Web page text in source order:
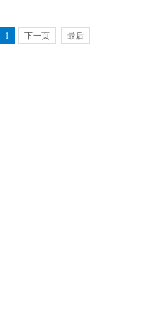
1 下一页 最后